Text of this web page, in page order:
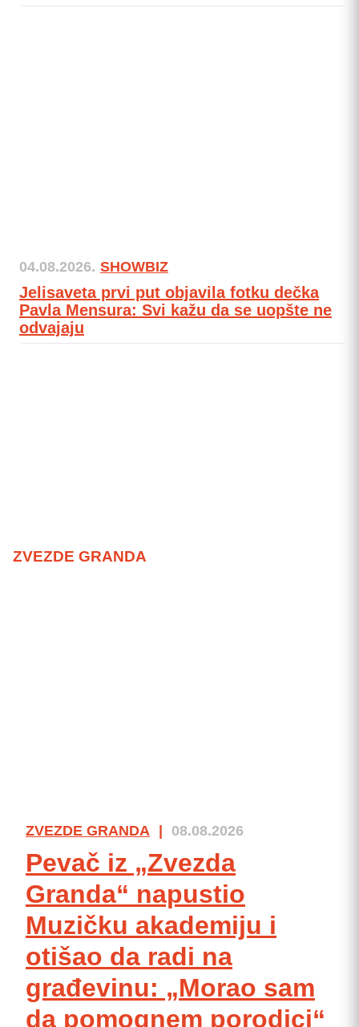
04.08.2026. SHOWBIZ
Jelisaveta prvi put objavila fotku dečka
Pavla Mensura: Svi kažu da se uopšte ne
odvajaju
ZVEZDE GRANDA
ZVEZDE GRANDA | 08.08.2026
Pevač iz „Zvezda
Granda“ napustio
Muzičku akademiju i
otišao da radi na
građevinu: „Morao sam
da pomognem porodici“